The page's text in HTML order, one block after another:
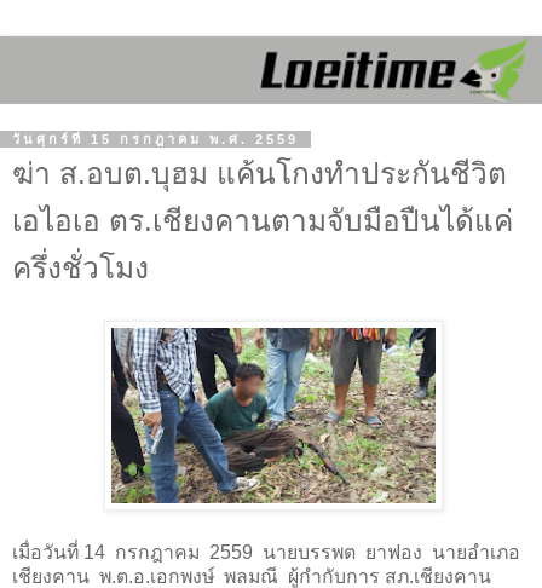
วันศุกร์ที่ 15 กรกฎาคม พ.ศ. 2559
ฆ่า ส.อบต.บุฮม แค้นโกงทำประกันชีวิต
เอไอเอ ตร.เชียงคานตามจับมือปืนได้แค่
ครึ่งชั่วโมง
เมื่อวันที่ 14 กรกฎาคม 2559 นายบรรพต ยาฟอง นายอำเภอ
เชียงคาน พ.ต.อ.เอกพงษ์ พลมณี ผู้กำกับการ สภ.เชียงคาน